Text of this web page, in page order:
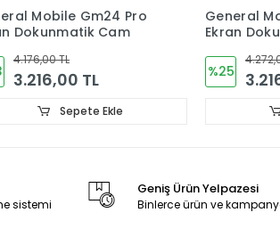
Mobile Gm24
Dokunmatik Cam
4.272,00 TL
3.216,00 TL
Sepete Ekle
General
Ekran
%37
sistemi
Geniş Ürün Yelpazesi
Binlerce ürün ve